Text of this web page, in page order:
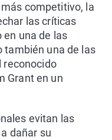
competitivo, la
las críticas
una de las
también una de las
reconocido
Grant en un
evitan las
dañar su